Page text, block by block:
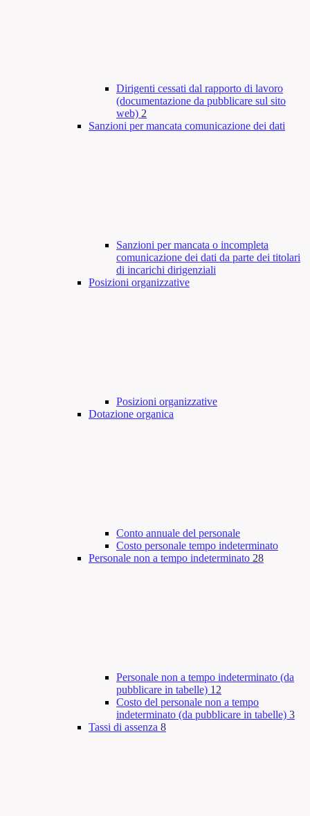
Dirigenti cessati dal rapporto di lavoro
(documentazione da pubblicare sul sito
web) 2
Sanzioni per mancata comunicazione dei dati
Sanzioni per mancata o incompleta
comunicazione dei dati da parte dei titolari
di incarichi dirigenziali
Posizioni organizzative
Posizioni organizzative
Dotazione organica
Conto annuale del personale
Costo personale tempo indeterminato
Personale non a tempo indeterminato 28
Personale non a tempo indeterminato (da
pubblicare in tabelle) 12
Costo del personale non a tempo
indeterminato (da pubblicare in tabelle) 3
Tassi di assenza 8